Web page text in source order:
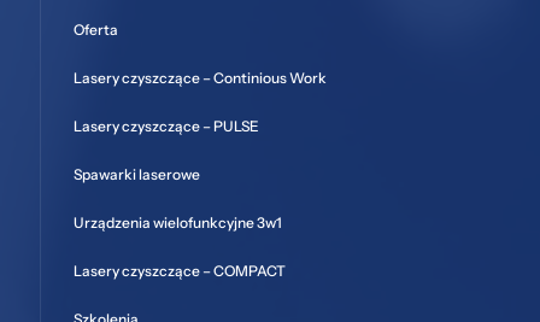
Oferta
Lasery czyszczące – Continious Work
Lasery czyszczące – PULSE
Spawarki laserowe
Urządzenia wielofunkcyjne 3w1
Lasery czyszczące – COMPACT